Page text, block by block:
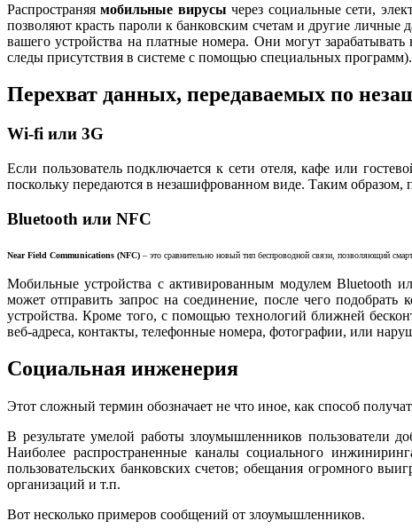
Распространяямобильные вирусычерез социальные сети,
позволяют красть пароли к банковским счетам и другие
вашего устройства на платные номера. Они могут
следы присутствия в системе с помощью специальных программ).
Перехват данных, передаваемых по
Wi-fi или 3G
Если пользователь подключается к сети отеля, кафе или
поскольку передаются в незашифрованном виде. Таким
Bluetooth или NFC
Near Field Communications (NFC) – это сравнительно новый тип беспроводной связи, позволяющий
Мобильные устройства с активированным модулем Bluetooth
может отправить запрос на соединение, после чего
устройства. Кроме того, с помощью технологий ближней
веб-адреса, контакты, телефонные номера, фотографии, или
Социальная инженерия
Этот сложный термин обозначает не что иное, как способ
В результате умелой работы злоумышленников пользователи
Наиболее распространенные каналы социального
пользовательских банковских счетов; обещания огромного
организаций и т.п.
Вот несколько примеров сообщений от злоумышленников.